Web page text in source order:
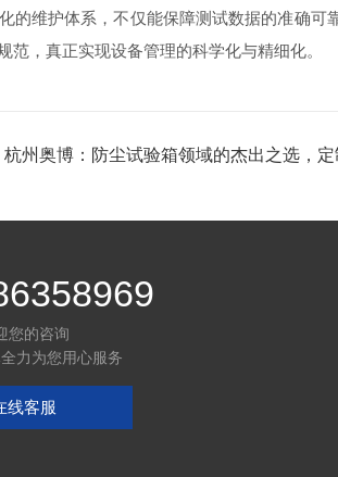
维护体系，不仅能保障测试数据的准确可
，真正实现设备管理的科学化与精细化。
杭州奥博：防尘试验箱领域的杰出之选，
您的咨询
力为您用心服务
线客服